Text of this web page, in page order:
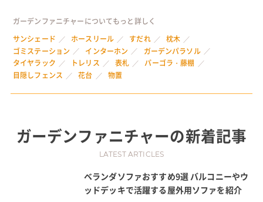
ガーデンファニチャーについてもっと詳しく
サンシェード
ホースリール すだれ
枕木
ゴミステーション
インターホン
ガーデンパラソル
タイヤラック
トレリス 表札
パーゴラ・藤棚
目隠しフェンス
花台 物置
ガーデンファニチャーの新着記事
LATEST ARTICLES
ベランダソファおすすめ9選 バルコニーやウ
ッドデッキで活躍する屋外用ソファを紹介